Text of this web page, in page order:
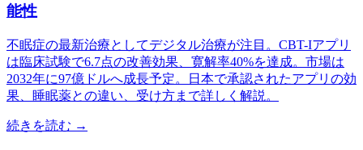
能性
不眠症の最新治療としてデジタル治療が注目。CBT-Iアプリ
は臨床試験で6.7点の改善効果、寛解率40%を達成。市場は
2032年に97億ドルへ成長予定。日本で承認されたアプリの効
果、睡眠薬との違い、受け方まで詳しく解説。
続きを読む →